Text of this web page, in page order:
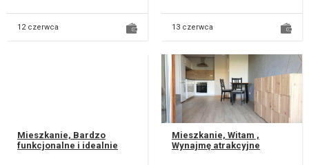
12 czerwca 13 czerwca
Mieszkanie, Bardzo
funkcjonalne i idealnie
Mieszkanie, Witam ,
Wynajmę atrakcyjne